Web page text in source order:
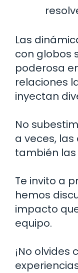
Las
con globos
poderosa
relaciones
inyectan
No
a veces,
también
Te invito a
hemos
impacto
equipo.
¡No olvides